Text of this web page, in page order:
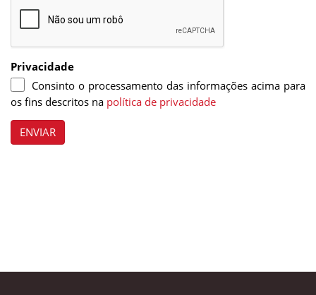
Privacidade
Consinto o processamento das informações acima para
os fins descritos na política de privacidade
ENVIAR